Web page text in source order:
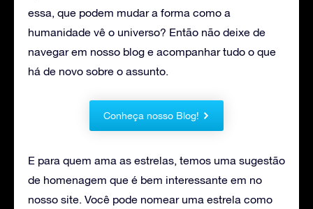
essa, que podem mudar a forma como a
humanidade vê o universo? Então não deixe de
navegar em nosso blog e acompanhar tudo o que
há de novo sobre o assunto.
Conheça nosso Blog!
E para quem ama as estrelas, temos uma sugestão
de homenagem que é bem interessante em no
nosso site. Você pode nomear uma estrela como